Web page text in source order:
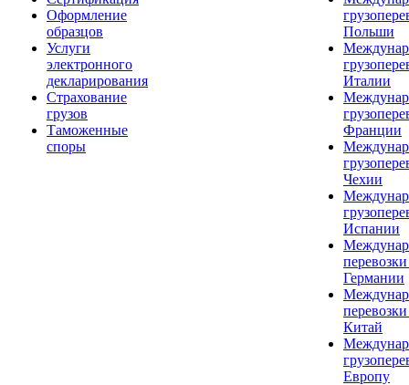
Оформление
образцов
Услуги
электронного
декларирования
Страхование
грузов
Таможенные
споры
Польши
Италии
Франции
Чехии
Испании
Германии
Китай
Европу